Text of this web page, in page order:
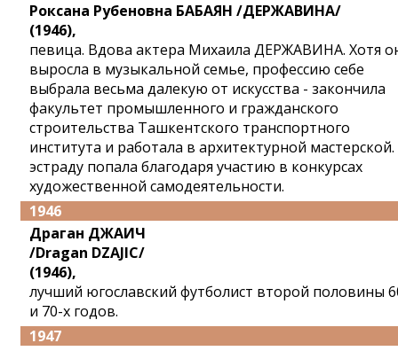
Роксана Рубеновна БАБАЯН /ДЕРЖАВИНА/
(1946),
певица. Вдова актера Михаила ДЕРЖАВИНА. Хотя
выросла в музыкальной семье, профессию себе
выбрала весьма далекую от искусства - закончила
факультет промышленного и гражданского
строительства Ташкентского транспортного
института и работала в архитектурной
эстраду попала благодаря участию в конкурсах
художественной самодеятельности.
1946
Драган ДЖАИЧ
/Dragan DZAJIC/
(1946),
лучший югославский футболист второй половины
и 70-х годов.
1947